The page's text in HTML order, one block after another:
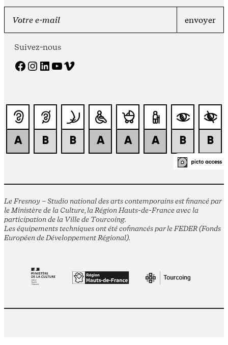
Suivez-nous
Facebook Instagram LinkedIn YouTube Vimeo
Le Fresnoy – Studio national des arts contemporains est financé par
le Ministère de la Culture, la Région Hauts-de-France avec la
participation de la Ville de Tourcoing.
Les équipements techniques ont été cofinancés par le FEDER (Fonds
Européen de Développement Régional).